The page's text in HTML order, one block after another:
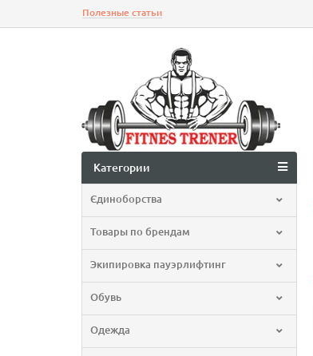
Полезные статьи
Категории
Єдиноборства
Товары по брендам
Экипировка пауэрлифтинг
Обувь
Одежда